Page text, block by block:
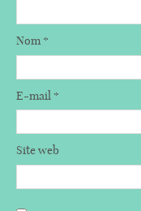
Nom*
E-mail *
Site web